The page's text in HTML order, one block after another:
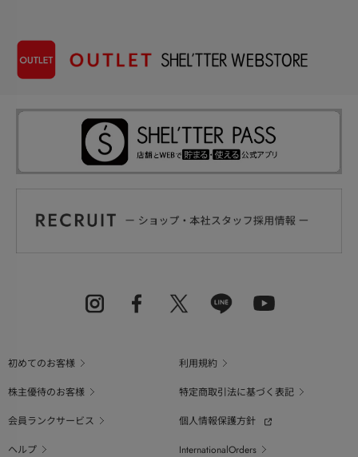
初めてのお客様
利用規約
株主優待のお客様
特定商取引法に基づく表記
会員ランクサービス
個人情報保護方針
ヘルプ
InternationalOrders